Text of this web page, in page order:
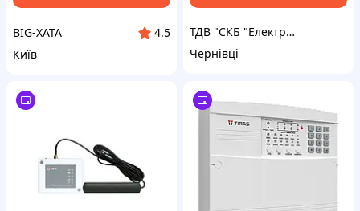
BIG-XATA
4.5
Київ
ТДВ "СКБ "Електронмаш"
Чернівці